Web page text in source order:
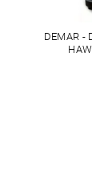
DEMAR -